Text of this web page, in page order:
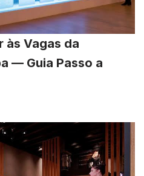
às Vagas da
— Guia Passo a